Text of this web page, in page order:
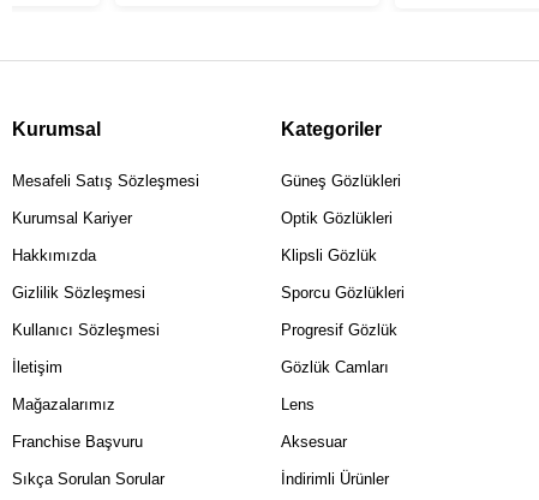
Kurumsal
Mesafeli Satış Sözleşmesi
Kurumsal Kariyer
Hakkımızda
Gizlilik Sözleşmesi
Kullanıcı Sözleşmesi
İletişim
Mağazalarımız
Franchise Başvuru
Sıkça Sorulan Sorular
Kategoriler
Güneş Gözlükleri
Optik Gözlükleri
Klipsli Gözlük
Sporcu Gözlükleri
Progresif Gözlük
Gözlük Camları
Lens
Aksesuar
İndirimli Ürünler